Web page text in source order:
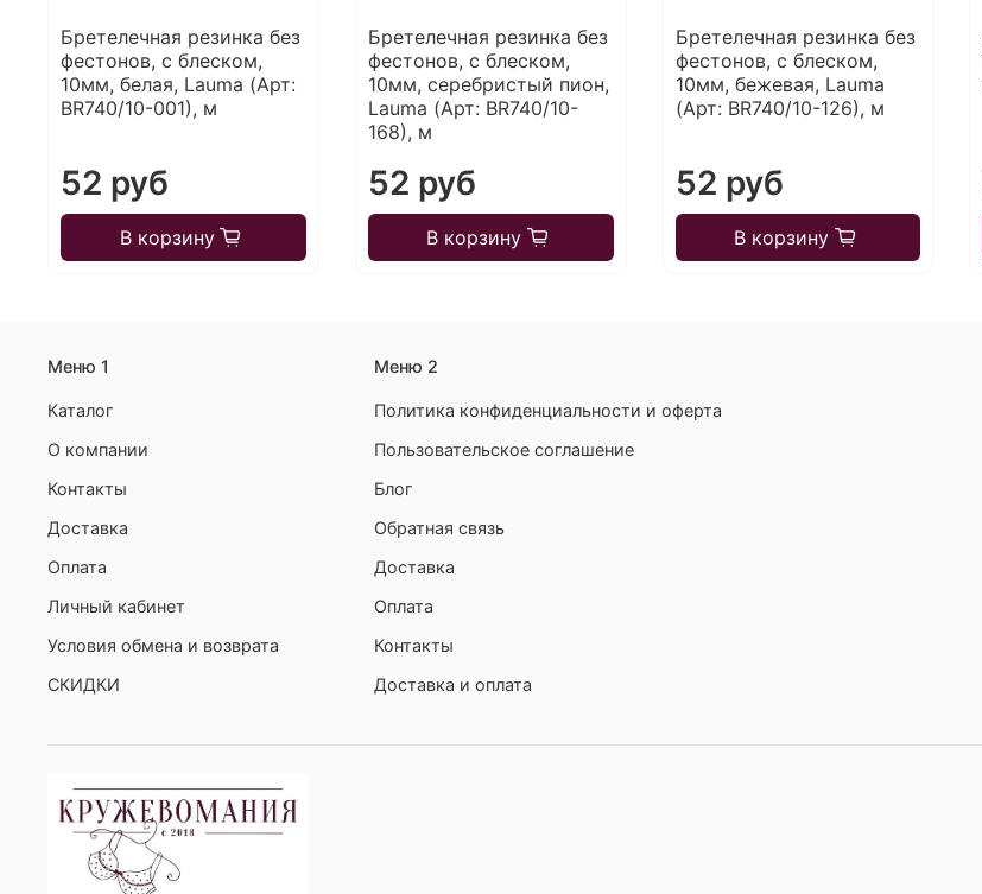
Бретелечная резинка без
фестонов, с блеском,
10мм, белая, Lauma (Арт:
BR740/10-001), м
52 руб
В корзину
Бретелечная резинка без
фестонов, с блеском,
10мм, серебристый пион,
Lauma (Арт: BR740/10-
168), м
52 руб
В корзину
Бретелечная резинка без
фестонов, с блеском,
10мм, бежевая, Lauma
(Арт: BR740/10-126), м
52 руб
В корзину
Меню 1
Каталог
О компании
Контакты
Доставка
Оплата
Личный кабинет
Условия обмена и возврата
СКИДКИ
Меню 2
Политика конфиденциальности и оферта
Пользовательское соглашение
Блог
Обратная связь
Доставка
Оплата
Контакты
Доставка и оплата